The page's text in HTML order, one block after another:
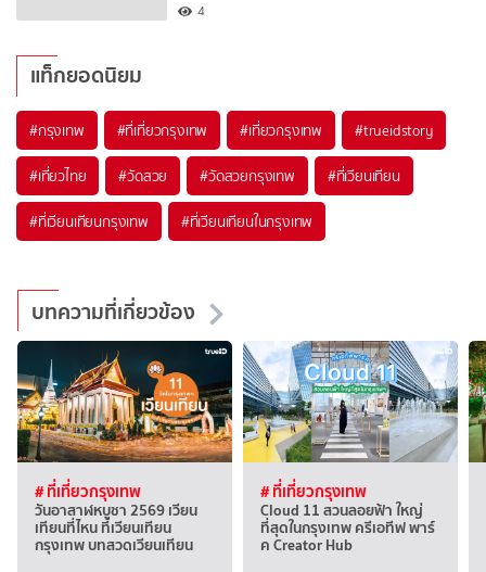
4
แท็กยอดนิยม
#กรุงเทพ #ที่เที่ยวกรุงเทพ #เที่ยวกรุงเทพ #trueidstory
#เที่ยวไทย #วัดสวย #วัดสวยกรุงเทพ #ที่เวียนเทียน
#ที่เวียนเทียนกรุงเทพ #ที่เวียนเทียนในกรุงเทพ
บทความที่เกี่ยวข้อง
# ที่เที่ยวกรุงเทพ
วันอาสาฬหบูชา 2569 เวียน
เทียนที่ไหน ที่เวียนเทียน
กรุงเทพ บทสวดเวียนเทียน
# ที่เที่ยวกรุงเทพ
Cloud 11 สวนลอยฟ้า ใหญ่
ที่สุดในกรุงเทพ ครีเอทีฟ พาร์
ค Creator Hub